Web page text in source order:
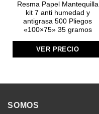
Resma Papel Mantequilla
kit 7 anti humedad y
antigrasa 500 Pliegos
«100×75» 35 gramos
VER PRECIO
SOMOS